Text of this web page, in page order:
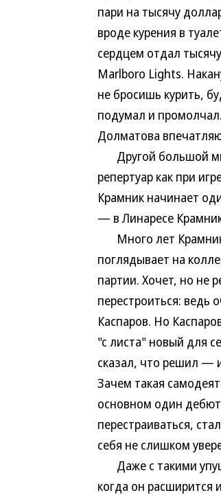
пари на тысячу
вроде курения в
сердцем отдал
Marlboro Lights.
не бросишь курить,
подумал и
Долматова
Другой большой
репертуар как при
Крамник начинает
— в Линаресе
Много лет Крамник
поглядывает на
партии. Хочет, но не
перестроиться: ведь
Каспаров. Но
"с листа" новый для
сказал, что решил —
Зачем такая
основном один
перестраиваться,
себя не слишком
Даже с такими
когда он расширится